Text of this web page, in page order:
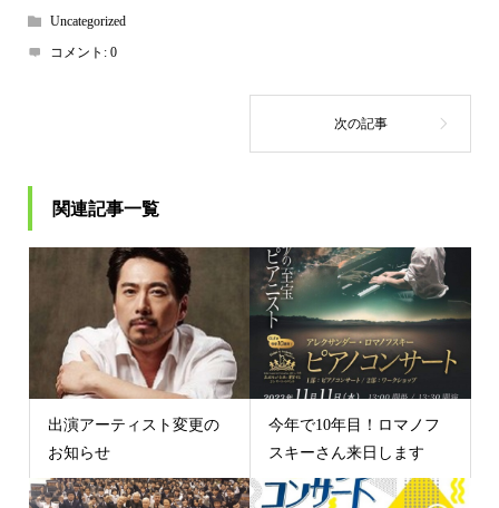
Uncategorized
コメント: 0
関連記事一覧
出演アーティスト変更の
お知らせ
今年で10年目！ロマノフ
スキーさん来日します